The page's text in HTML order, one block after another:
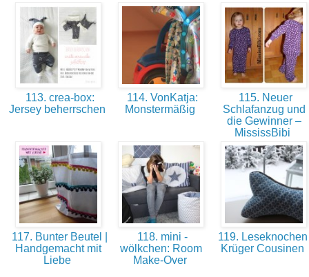
113. crea-box:
Jersey beherrschen
114. VonKatja:
Monstermäßig
115. Neuer
Schlafanzug und
die Gewinner –
MississBibi
117. Bunter Beutel |
Handgemacht mit
Liebe
118. mini -
wölkchen: Room
Make-Over
119. Leseknochen
Krüger Cousinen